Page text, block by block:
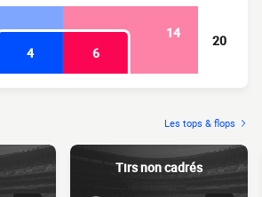
14
4
6
20
Les tops & flops
Tirs non cadrés